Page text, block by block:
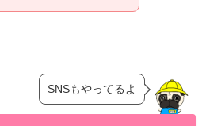
SNSもやってるよ